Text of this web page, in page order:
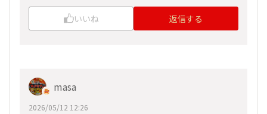
いいね 返信する
masa
2026/05/12 12:26